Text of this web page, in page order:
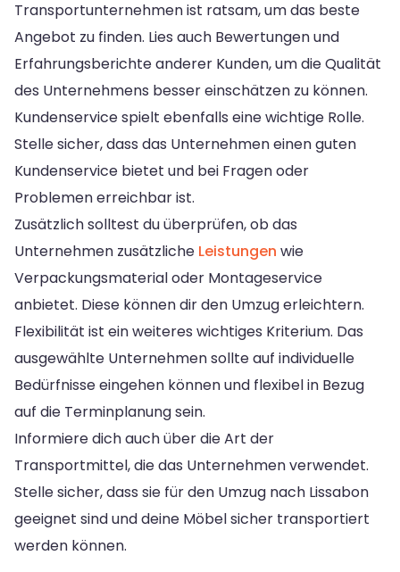
Transportunternehmen ist ratsam, um das beste
Angebot zu finden. Lies auch Bewertungen und
Erfahrungsberichte anderer Kunden, um die Qualität
des Unternehmens besser einschätzen zu können.
Kundenservice spielt ebenfalls eine wichtige Rolle.
Stelle sicher, dass das Unternehmen einen guten
Kundenservice bietet und bei Fragen oder
Problemen erreichbar ist.
Zusätzlich solltest du überprüfen, ob das
Unternehmen zusätzliche Leistungen wie
Verpackungsmaterial oder Montageservice
anbietet. Diese können dir den Umzug erleichtern.
Flexibilität ist ein weiteres wichtiges Kriterium. Das
ausgewählte Unternehmen sollte auf individuelle
Bedürfnisse eingehen können und flexibel in Bezug
auf die Terminplanung sein.
Informiere dich auch über die Art der
Transportmittel, die das Unternehmen verwendet.
Stelle sicher, dass sie für den Umzug nach Lissabon
geeignet sind und deine Möbel sicher transportiert
werden können.